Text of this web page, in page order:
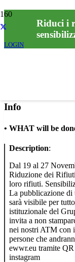
LOGIN
Riduci i
Info
• WHAT will be
Description:
Dal 19 al 27
Riduzione dei
loro rifiuti.
La pubblicazione di
sarà visibile per
istituzionale del
invita a non
nei nostri ATM con
persone che
ewwr.eu tramite
instagram